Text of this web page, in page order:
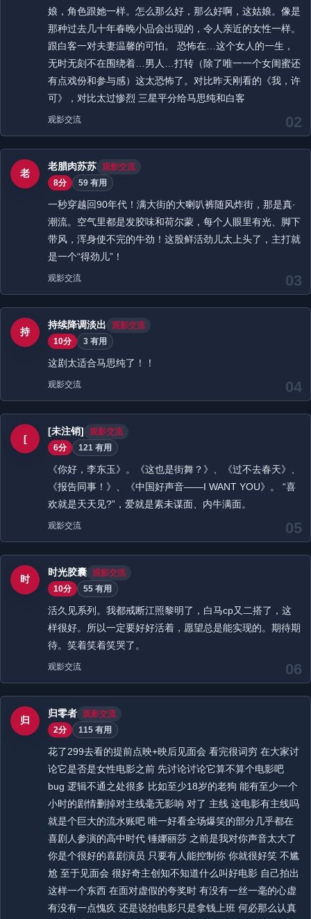
02
娘，角色跟她一样。怎么那么好，那么好啊，这姑娘。像是
那种过去几十年春晚小品会出现的，令人亲近的女性一样。
跟白客一对夫妻温馨的可怕。 恐怖在…这个女人的一生，
无时无刻不在围绕着…男人…打转（除了唯一一个女闺蜜还
有点戏份和参与感）这太恐怖了。对比昨天刚看的《我，许
可》，对比太过惨烈 三星平分给马思纯和白客
观影交流
03
老
老腊肉苏苏 观影交流
8分
59 有用
一秒穿越回90年代！满大街的大喇叭裤随风炸街，那是真·
潮流。空气里都是发胶味和荷尔蒙，每个人眼里有光、脚下
带风，浑身使不完的牛劲！这股鲜活劲儿太上头了，主打就
是一个“得劲儿”！
观影交流
04
持
持续降调淡出
观影交流
10分
3 有用
这剧太适合马思纯了！！
观影交流
05
[
[未注销]
观影交流
6分
121 有用
《你好，李东玉》。《这也是街舞？》、《过不去春天》、
《报告同事！》、《中国好声音——I WANT YOU》。 “喜
欢就是天天见?”，爱就是素未谋面、内牛满面。
观影交流
06
时
时光胶囊 观影交流
10分
55 有用
活久见系列。我都戒断江照黎明了，白马cp又二搭了，这
样很好。所以一定要好好活着，愿望总是能实现的。期待期
待。笑着笑着笑哭了。
观影交流
归
归零者 观影交流
2分
115 有用
花了299去看的提前点映+映后见面会 看完很词穷 在大家讨
论它是否是女性电影之前 先讨论讨论它算不算个电影吧
bug 逻辑不通之处很多 比如至少18岁的老狗 能有至少一个
小时的剧情删掉对主线毫无影响 对了 主线 这电影有主线吗
就是个巨大的流水账吧 唯一好看全场爆笑的部分几乎都在
喜剧人参演的高中时代 锤娜丽莎 之前是我对你声音太大了
你是个很好的喜剧演员 只要有人能控制你 你就很好笑 不尴
尬 至于见面会 很好奇主创知不知道什么叫好电影 自己拍出
这样一个东西 在面对虚假的夸奖时 有没有一丝一毫的心虚
有没有一点愧疚 还是说拍电影只是拿钱上班 何必那么认真